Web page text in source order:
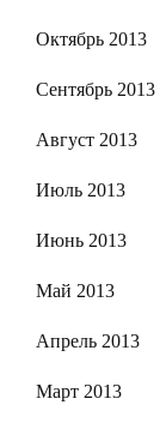
Октябрь 2013
Сентябрь 2013
Август 2013
Июль 2013
Июнь 2013
Май 2013
Апрель 2013
Март 2013